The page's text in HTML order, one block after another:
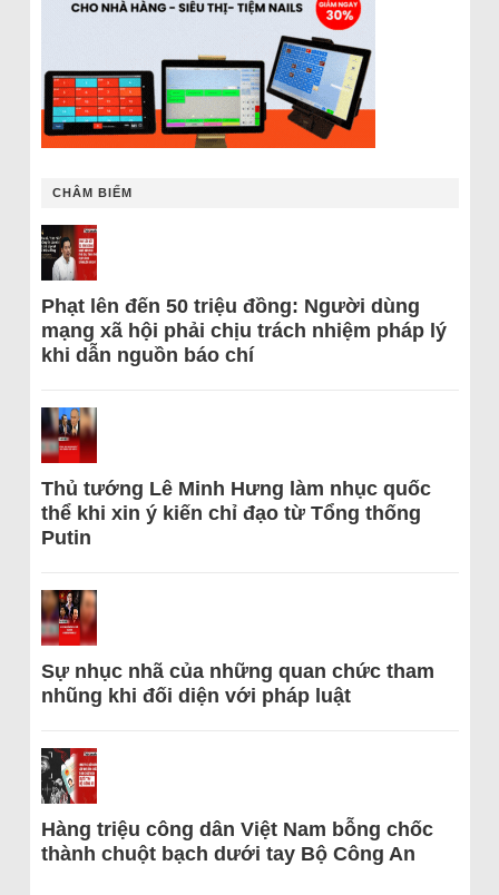
CHÂM BIẾM
Phạt lên đến 50 triệu đồng: Người dùng
mạng xã hội phải chịu trách nhiệm pháp lý
khi dẫn nguồn báo chí
Thủ tướng Lê Minh Hưng làm nhục quốc
thể khi xin ý kiến chỉ đạo từ Tổng thống
Putin
Sự nhục nhã của những quan chức tham
nhũng khi đối diện với pháp luật
Hàng triệu công dân Việt Nam bỗng chốc
thành chuột bạch dưới tay Bộ Công An